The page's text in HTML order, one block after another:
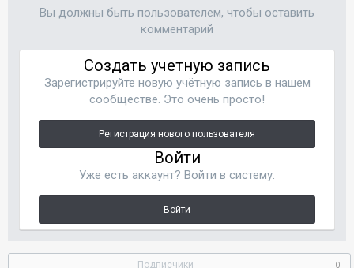
Вы должны быть пользователем, чтобы оставить
комментарий
Создать учетную запись
Зарегистрируйте новую учётную запись в нашем
сообществе. Это очень просто!
Регистрация нового пользователя
Войти
Уже есть аккаунт? Войти в систему.
Войти
Подписчики 0